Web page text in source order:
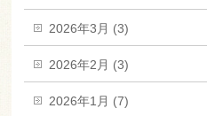
2026年3月 (3)
2026年2月 (3)
2026年1月 (7)